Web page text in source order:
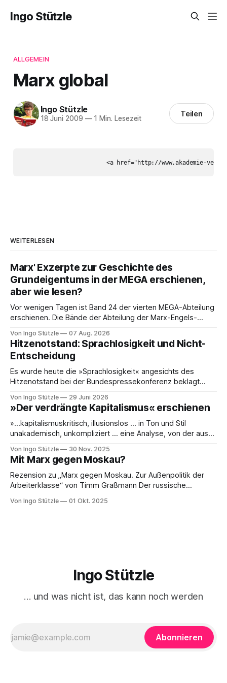
Ingo Stützle
ALLGEMEIN
Marx global
Ingo Stützle
18 Juni 2009 —1 Min. Lesezeit Teilen
WEITERLESEN
Marx' Exzerpte zur Geschichte des
Grundeigentums in der MEGA erschienen,
aber wie lesen?
Vor wenigen Tagen ist Band 24 der vierten MEGA-Abteilung
erschienen. Die Bände der Abteilung der Marx-Engels-
und Marginalien umfassen, werden seit einiger Zeit nur noch
online publiziert, ebenso die Briefe (Abteilung III). Das ist
einerseits grandios, denn die Ergebnisse der öffentlich
Von Ingo Stützle 07 Aug. 2026
Hitzenotstand: Sprachlosigkeit und Nicht-
Entscheidung
Es wurde heute die »Sprachlosigkeit« angesichts des
Hitzenotstand bei der Bundespressekonferenz beklagt
DLF. In den 1960er-Jahren entwickelten Bachrach/Baratz
das Konzept der »Nicht-Entscheidungen«, um zu verstehen,
wie in einer Gesellschaft und ihrer herrschenden Politik
Sachverhalte verhandelt werden, die politisch nicht
Von Ingo Stützle 29 Juni 2026
»Der verdrängte Kapitalismus« erschienen
»…kapitalismuskritisch, illusionslos … in Ton und Stil
unakademisch, unkompliziert … eine Analyse, von der aus
Besprechung von Sebastian Klauke in nd zum Sabine Nuss
kuratierten und herausgegebenen Buch »Der verdrängte
Kapitalismus«, der gerade bei Dietz Berlin erschienen ist.
Danke an den großartigen Andreas
Von Ingo Stützle 30 Nov. 2025
Mit Marx gegen Moskau?
Rezension zu „Marx gegen Moskau. Zur Außenpolitik der
Arbeiterklasse“ von Timm Graßmann Der russische
und spätestens seit dem 24. Februar 2022 viele Linke an
Von Ingo Stützle 01 Okt. 2025
Ingo Stützle
… und was nicht ist, das kann noch werden
Abonnieren